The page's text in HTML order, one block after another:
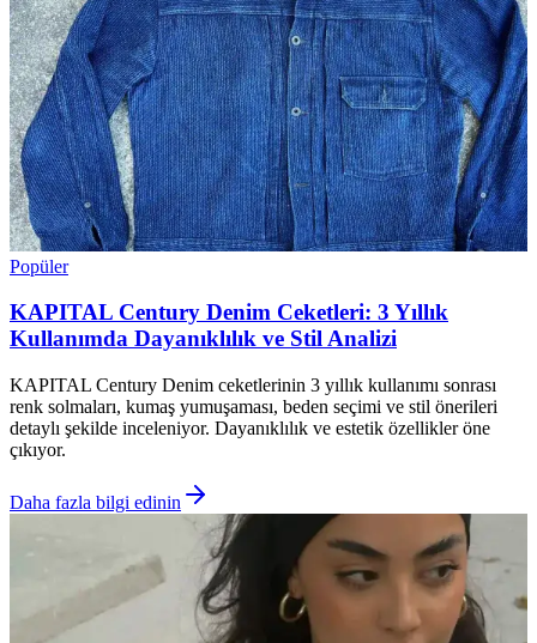
Popüler
KAPITAL Century Denim Ceketleri: 3 Yıllık
Kullanımda Dayanıklılık ve Stil Analizi
KAPITAL Century Denim ceketlerinin 3 yıllık kullanımı sonrası
renk solmaları, kumaş yumuşaması, beden seçimi ve stil önerileri
detaylı şekilde inceleniyor. Dayanıklılık ve estetik özellikler öne
çıkıyor.
Daha fazla bilgi edinin